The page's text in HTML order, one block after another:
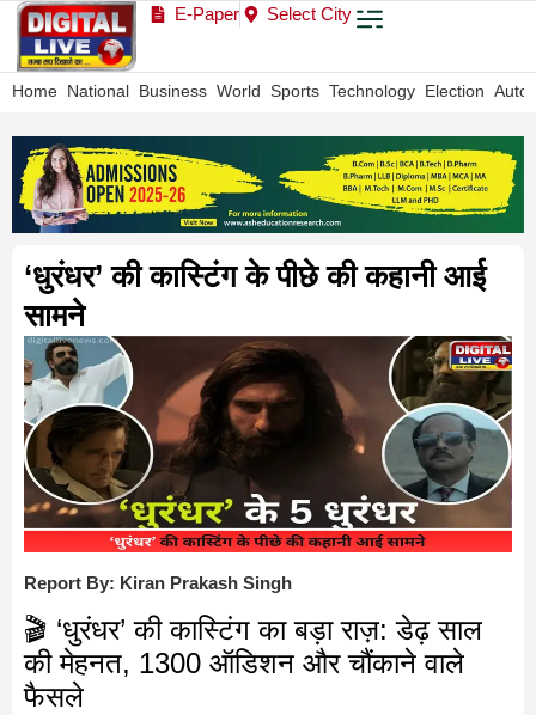
E-Paper Select City
Home National Business World Sports Technology Election Auto
‘धुरंधर’ की कास्टिंग के पीछे की कहानी आई
सामने
Report By: Kiran Prakash Singh
🎬 ‘धुरंधर’ की कास्टिंग का बड़ा राज़: डेढ़ साल
की मेहनत, 1300 ऑडिशन और चौंकाने वाले
फैसले